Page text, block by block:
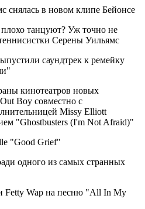
снялась в новом клипе Бейонсе
танцуют? Уж точно не
Серены Уильямс
саундтрек к ремейку
кинотеатров новых
Boy совместно с
Missy Elliott
"Ghostbusters (I'm Not Afraid)"
"Good Grief"
одного из самых странных
Fetty Wap на песню "All In My